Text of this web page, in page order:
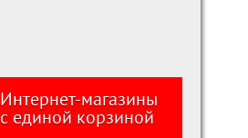
Интернет-магазины
с единой корзиной